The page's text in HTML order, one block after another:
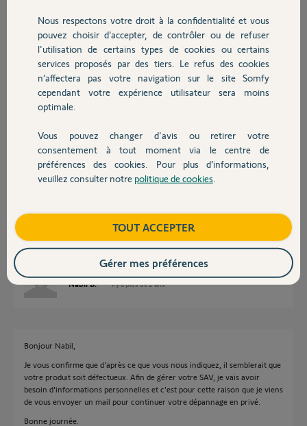
Chauffage
Autres produits
Devis avec un pro
Contact
Bonjour MP,
Je vous confirme que d'après ce que vous nous indiquez, il semblerait que
votre produit soit défectueux. Afin de gérer votre SAV, je vais avoir
besoin d'informations personnelles et c'est pour cette raison que je viens
de vous envoyer un mail pour continuer votre dépannage en privé.
Maud F. il y a plus de 2 ans
Bonjour. J'ai le même problème sur une caméra indoor que je viens
d'acheter. Le volet reste à moitié ouvert ; j'ai essayé de réinitialiser la
caméra comme j'ai pu le lire sur le forum mais rien n'y fait. Comment
régler ce problème ?
Nabil B. il y a plus de 2 ans
Bonjour Nabil,
Je vous confirme que d'après ce que vous nous indiquez, il semblerait que
votre produit soit défectueux. Afin de gérer votre SAV, je vais avoir
besoin d'informations personnelles et c'est pour cette raison que je viens
de vous envoyer un mail pour continuer votre dépannage en privé.
Bonne journée.
Nous respectons votre droit à la confidentialité et vous
pouvez choisir d’accepter, de contrôler ou de refuser
l'utilisation de certains types de cookies ou certains
services proposés par des tiers. Le refus des cookies
n’affectera pas votre navigation sur le site Somfy
cependant votre expérience utilisateur sera moins
optimale.
Vous pouvez changer d'avis ou retirer votre
consentement à tout moment via le centre de
préférences des cookies. Pour plus d’informations,
veuillez consulter notre politique de cookies
TOUT ACCEPTER
Gérer mes préférences